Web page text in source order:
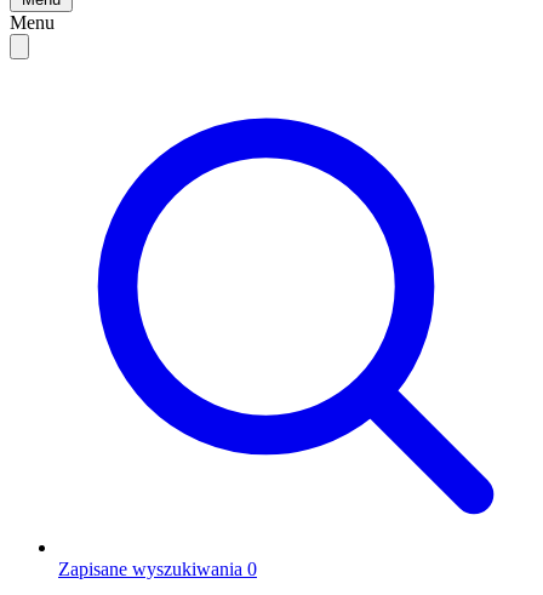
Menu
Zapisane wyszukiwania 0